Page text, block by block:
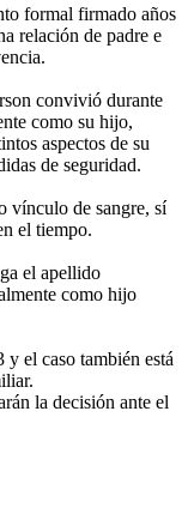
formal firmado años
relación de padre e
convivió durante
como su hijo,
aspectos de su
de seguridad.
vínculo de sangre, sí
el tiempo.
el apellido
como hijo
el caso también está
la decisión ante el